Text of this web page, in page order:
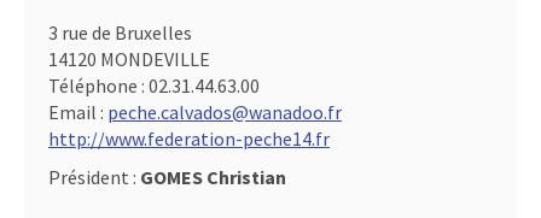
3 rue de Bruxelles
14120 MONDEVILLE
Téléphone : 02.31.44.63.00
Email : peche.calvados@wanadoo.fr
http://www.federation-peche14.fr
Président : GOMES Christian